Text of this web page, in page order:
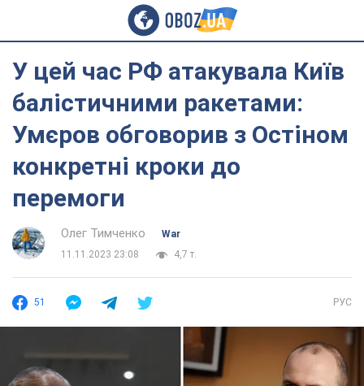
У цей час РФ атакувала Київ
балістичними ракетами:
Умєров обговорив з Остіном
конкретні кроки до
перемоги
Олег Тимченко
War
11.11.2023 23:08
4,7 т.
51 РУС